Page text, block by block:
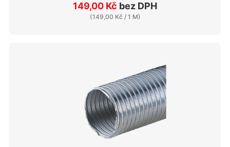
149,00 Kč bez DPH
(149,00 Kč / 1 M)